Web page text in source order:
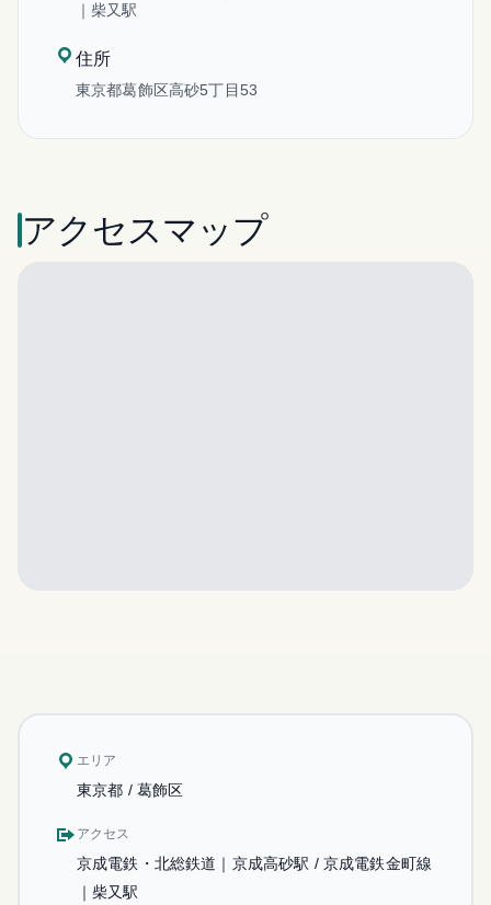
｜柴又駅
住所
東京都葛飾区高砂5丁目53
アクセスマップ
エリア
東京都 / 葛飾区
アクセス
京成電鉄・北総鉄道｜京成高砂駅 / 京成電鉄金町線
｜柴又駅